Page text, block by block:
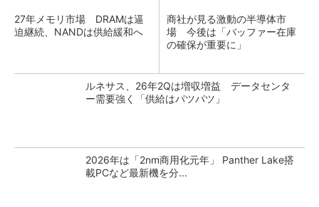
27年メモリ市場 DRAMは逼
迫継続、NANDは供給緩和へ
商社が見る激動の半導体市
場 今後は「バッファー在庫
の確保が重要に」
ルネサス、26年2Qは増収増益 データセンタ
ー需要強く「供給はパツパツ」
2026年は「2nm商用化元年」 Panther Lake搭
載PCなど最新機を分...